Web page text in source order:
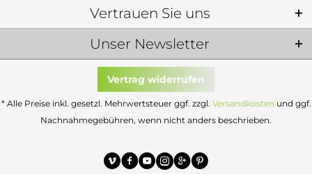
Unser Newsletter
Vertrauen Sie uns
Vertrag widerrufen
* Alle Preise inkl. gesetzl. Mehrwertsteuer ggf. zzgl. Versandkosten und ggf.
Nachnahmegebühren, wenn nicht anders beschrieben.